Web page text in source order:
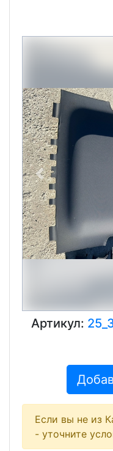
Previous
Артикул:
Если вы не из
- уточните